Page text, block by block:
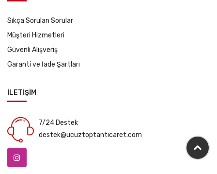
Sıkça Sorulan Sorular
Müşteri Hizmetleri
Güvenli Alışveriş
Garanti ve İade Şartları
İLETİŞİM
7/24 Destek
destek@ucuztoptanticaret.com